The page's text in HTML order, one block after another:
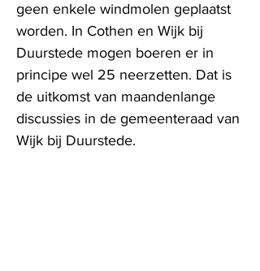
geen enkele windmolen geplaatst
worden. In Cothen en Wijk bij
Duurstede mogen boeren er in
principe wel 25 neerzetten. Dat is
de uitkomst van maandenlange
discussies in de gemeenteraad van
Wijk bij Duurstede.